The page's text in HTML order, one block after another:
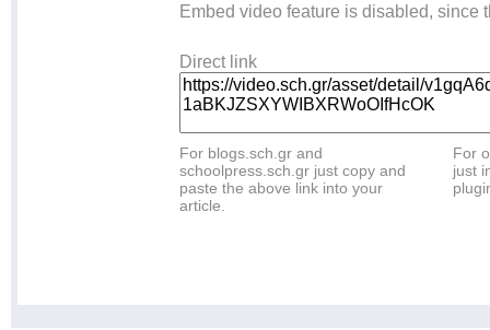
Embed video feature is disabled, since
Direct link
For blogs.sch.gr and
schoolpress.sch.gr just copy and
paste the above link into your
article.
For
just